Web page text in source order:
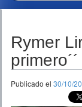
TEMPORADAS
Rymer
primero´´
Publicado el 30/10/